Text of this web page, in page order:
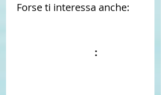
Forse ti interessa anche:
: